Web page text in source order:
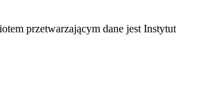
przetwarzającym dane jest Instytut